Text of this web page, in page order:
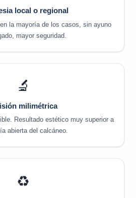
local o regional
la mayoría de los casos, sin ayuno
mayor seguridad.
🔬
milimétrica
Resultado estético muy superior a
abierta del calcáneo.
♻️